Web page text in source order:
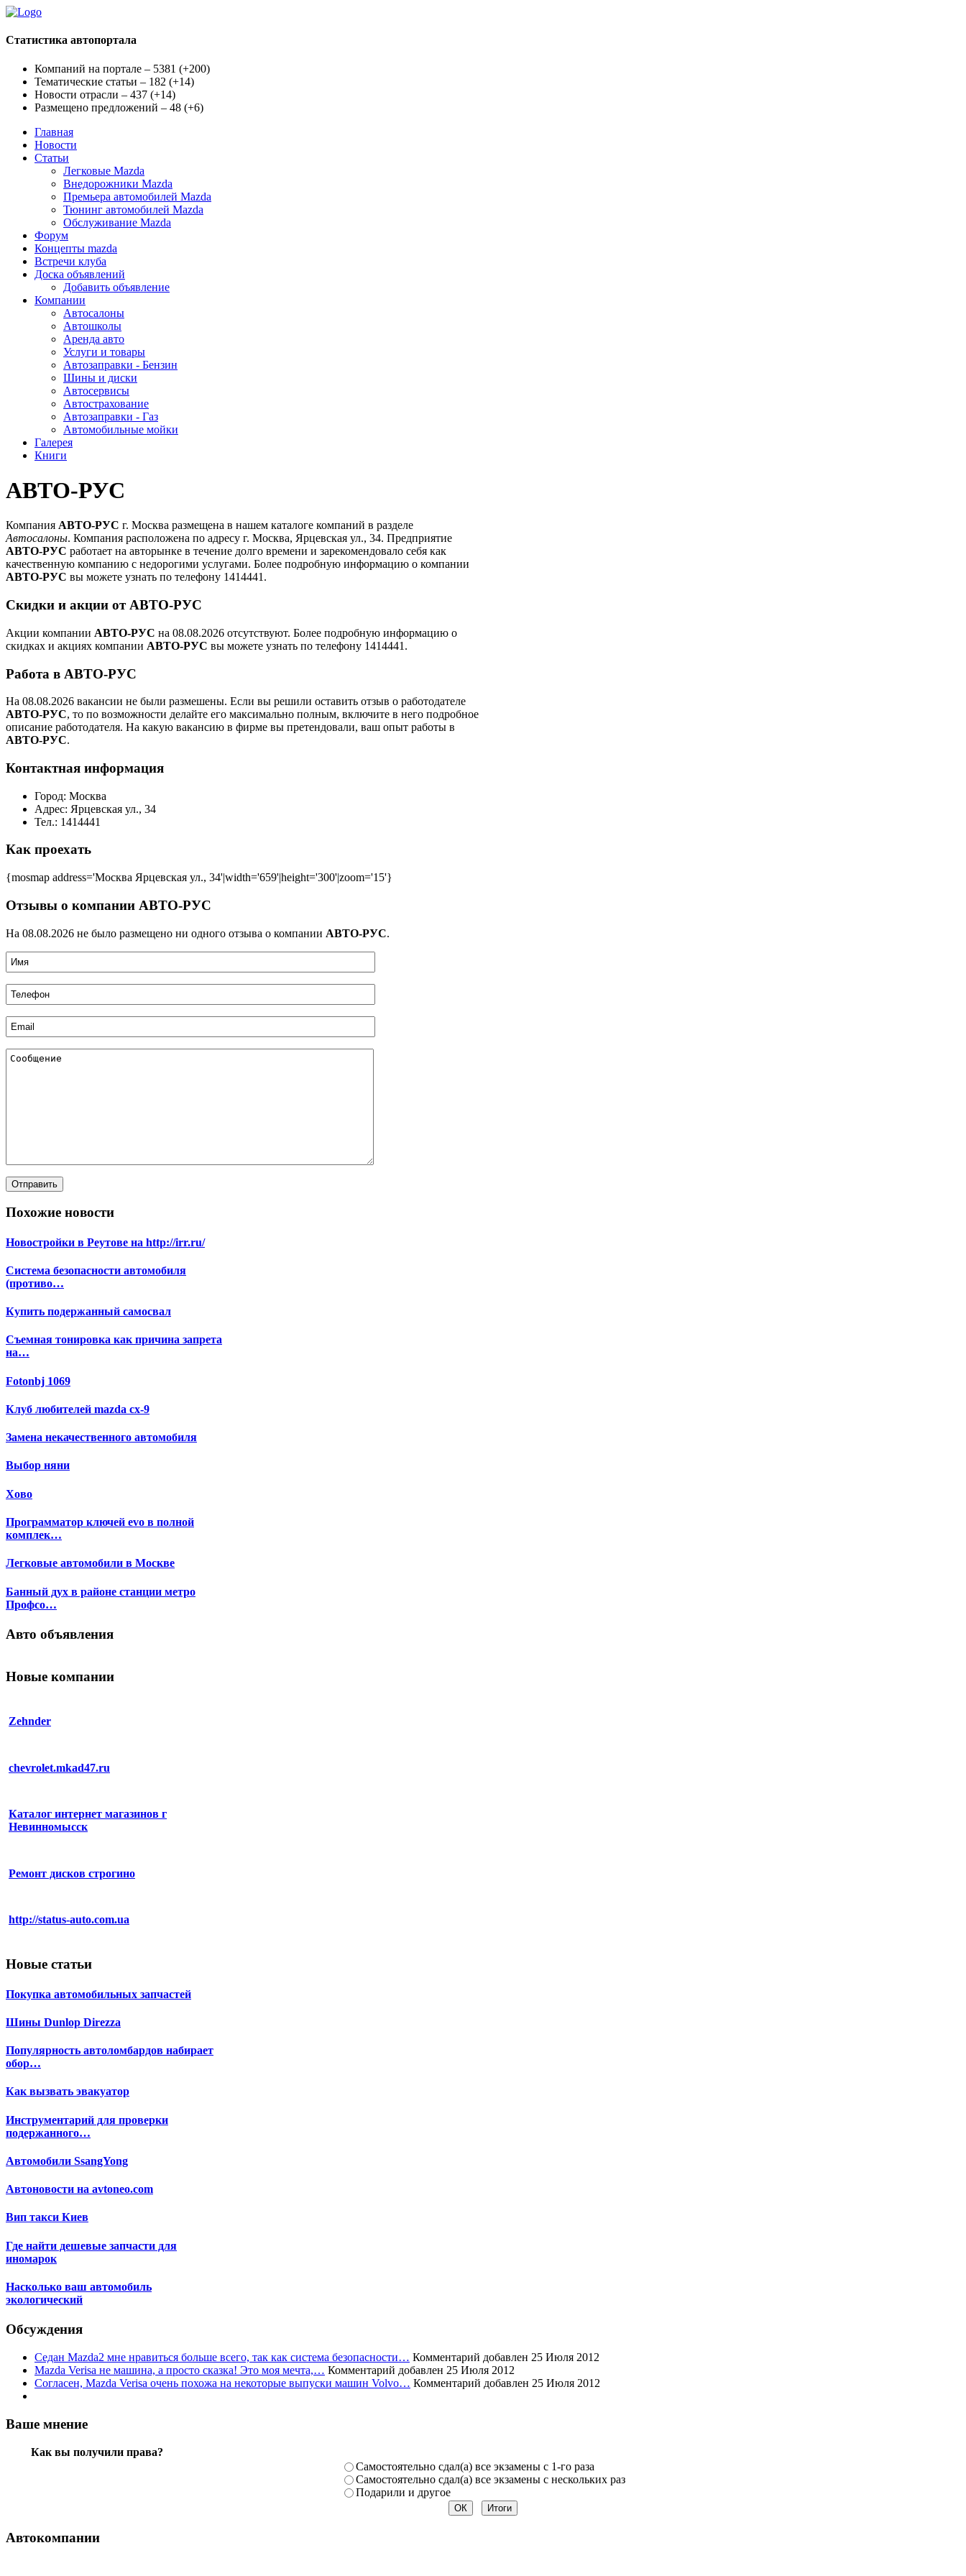
Статистика автопортала
Компаний на портале – 5381 (+200)
Тематические статьи – 182 (+14)
Новости отрасли – 437 (+14)
Размещено предложений – 48 (+6)
Главная
Новости
Статьи
Легковые Mazda
Внедорожники Mazda
Премьера автомобилей Mazda
Тюнинг автомобилей Mazda
Обслуживание Mazda
Форум
Концепты mazda
Встречи клуба
Доска объявлений
Добавить объявление
Компании
Автосалоны
Автошколы
Аренда авто
Услуги и товары
Автозаправки - Бензин
Шины и диски
Автосервисы
Автострахование
Автозаправки - Газ
Автомобильные мойки
Галерея
Книги
АВТО-РУС
Компания АВТО-РУС г. Москва размещена в нашем каталоге компаний в разделе
Автосалоны. Компания расположена по адресу г. Москва, Ярцевская ул., 34. Предприятие
АВТО-РУС работает на авторынке в течение долго времени и зарекомендовало себя как
качественную компанию с недорогими услугами. Более подробную информацию о компании
АВТО-РУС вы можете узнать по телефону 1414441.
Скидки и акции от АВТО-РУС
Акции компании АВТО-РУС на 08.08.2026 отсутствуют. Более подробную информацию о
скидках и акциях компании АВТО-РУС вы можете узнать по телефону 1414441.
Работа в АВТО-РУС
На 08.08.2026 вакансии не были размешены. Если вы решили оставить отзыв о работодателе
АВТО-РУС, то по возможности делайте его максимально полным, включите в него подробное
описание работодателя. На какую вакансию в фирме вы претендовали, ваш опыт работы в
АВТО-РУС.
Контактная информация
Город: Москва
Адрес: Ярцевская ул., 34
Тел.: 1414441
Как проехать
{mosmap address='Москва Ярцевская ул., 34'|width='659'|height='300'|zoom='15'}
Отзывы о компании АВТО-РУС
На 08.08.2026 не было размещено ни одного отзыва о компании АВТО-РУС.
Похожие новости
Новостройки в Реутове на http://irr.ru/
Система безопасности автомобиля
(противо…
Купить подержанный самосвал
Съемная тонировка как причина запрета
на…
Fotonbj 1069
Клуб любителей mazda cx-9
Замена некачественного автомобиля
Выбор няни
Хово
Программатор ключей evo в полной
комплек…
Легковые автомобили в Москве
Банный дух в районе станции метро
Профсо…
Авто объявления
Новые компании
Zehnder
chevrolet.mkad47.ru
Каталог интернет магазинов г
Невинномысск
Ремонт дисков строгино
http://status-auto.com.ua
Новые статьи
Покупка автомобильных запчастей
Шины Dunlop Direzza
Популярность автоломбардов набирает
обор…
Как вызвать эвакуатор
Инструментарий для проверки
подержанного…
Автомобили SsangYong
Автоновости на avtoneo.com
Вип такси Киев
Где найти дешевые запчасти для
иномарок
Насколько ваш автомобиль
экологический
Обсуждения
Седан Mazda2 мне нравиться больше всего, так как система безопасности… Комментарий добавлен 25 Июля 2012
Mazda Verisa не машина, а просто сказка! Это моя мечта,… Комментарий добавлен 25 Июля 2012
Согласен, Mazda Verisa очень похожа на некоторые выпуски машин Volvo… Комментарий добавлен 25 Июля 2012
Ваше мнение
Как вы получили права?
Самостоя­тельно сдал(а) все экзамены­ с 1-го раза
Самостоя­тельно сдал(а) все экзамены­ с нескольк­их раз
Подарили­ и другое
Автокомпании